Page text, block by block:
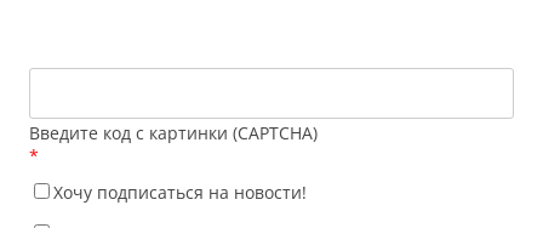
Введите код с картинки (CAPTCHA)
*
Хочу подписаться на новости!